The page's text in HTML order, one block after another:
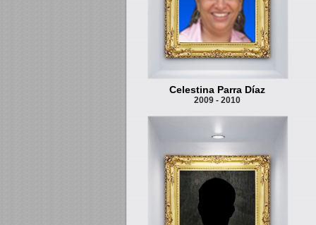
Celestina Parra Díaz
2009 - 2010